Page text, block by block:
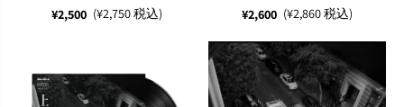
¥2,500 (¥2,750 税込)
¥2,600 (¥2,860 税込)